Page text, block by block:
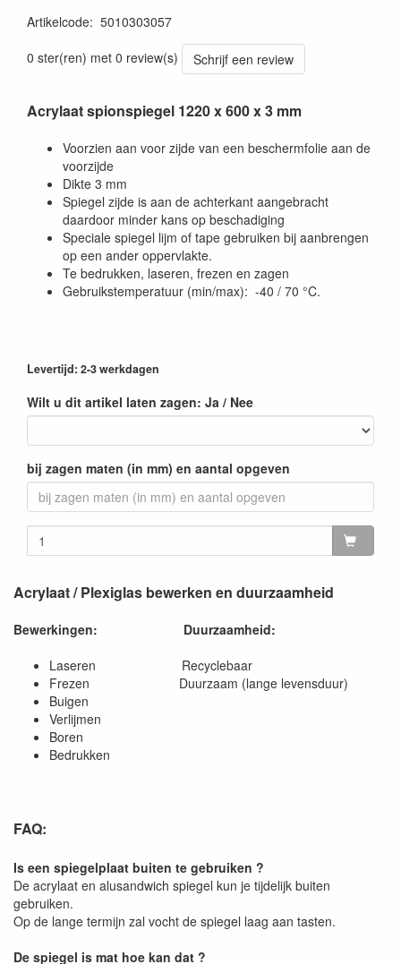
Artikelcode: 5010303057
0 ster(ren) met 0 review(s)
Schrijf een review
Acrylaat spionspiegel 1220 x 600 x 3 mm
Voorzien aan voor zijde van een beschermfolie aan de
voorzijde
Dikte 3 mm
Spiegel zijde is aan de achterkant aangebracht
daardoor minder kans op beschadiging
Speciale spiegel lijm of tape gebruiken bij aanbrengen
op een ander oppervlakte.
Te bedrukken, laseren, frezen en zagen
Gebruikstemperatuur (min/max): -40 / 70 °C.
Levertijd: 2-3 werkdagen
Wilt u dit artikel laten zagen: Ja / Nee
bij zagen maten (in mm) en aantal opgeven
Acrylaat / Plexiglas bewerken en duurzaamheid
Bewerkingen:
Duurzaamheid:
Laseren Recyclebaar
Frezen Duurzaam (lange levensduur)
Buigen
Verlijmen
Boren
Bedrukken
FAQ:
Is een spiegelplaat buiten te gebruiken ?
De acrylaat en alusandwich spiegel kun je tijdelijk buiten
gebruiken.
Op de lange termijn zal vocht de spiegel laag aan tasten.
De spiegel is mat hoe kan dat ?